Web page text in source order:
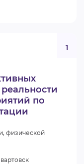
по
1
физической